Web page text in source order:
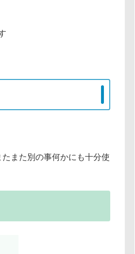
また別の事何かにも十分使